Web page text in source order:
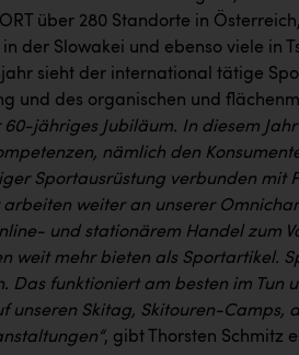
über 280 Standorte in
der Slowakei und ebenso viele in
sieht der international tätige
und des organischen und
60-jähriges Jubiläum. In diesem
nämlich den
Sportausrüstung verbunden mit
arbeiten weiter an unserer
und stationärem Handel zum
weit mehr bieten als Sportartikel.
Das funktioniert am besten im Tun
unseren Skitag, Skitouren-Camps,
, gibt Thorsten Schmitz